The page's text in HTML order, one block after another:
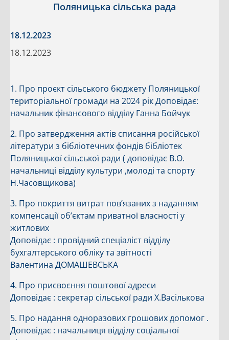
Поляницька сільська рада
18.12.2023
18.12.2023
1. Про проєкт сільського бюджету Поляницької
територіальної громади на 2024 рік Доповідає:
начальник фінансового відділу Ганна Бойчук
2. Про затвердження актів списання російської
літератури з бібліотечних фондів бібліотек
Поляницької сільської ради ( доповідає В.О.
начальниці відділу культури ,молоді та спорту
Н.Часовщикова)
3. Про покриття витрат пов’язаних з наданням
компенсації об’єктам приватної власності у
житлових
Доповідає : провідний спеціаліст відділу
бухгалтерського обліку та звітності
Валентина ДОМАШЕВСЬКА
4. Про присвоєння поштової адреси
Доповідає : секретар сільської ради Х.Васількова
5. Про надання одноразових грошових допомог .
Доповідає : начальниця відділу соціальної